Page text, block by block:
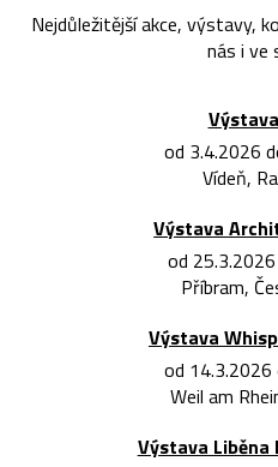
Nejdůležitější akce, výstavy,
nás i ve
od 3.4.2026
Vídeň,
Výstava
od
Příbram,
Výstava
od
Weil am
Výstava Liběna